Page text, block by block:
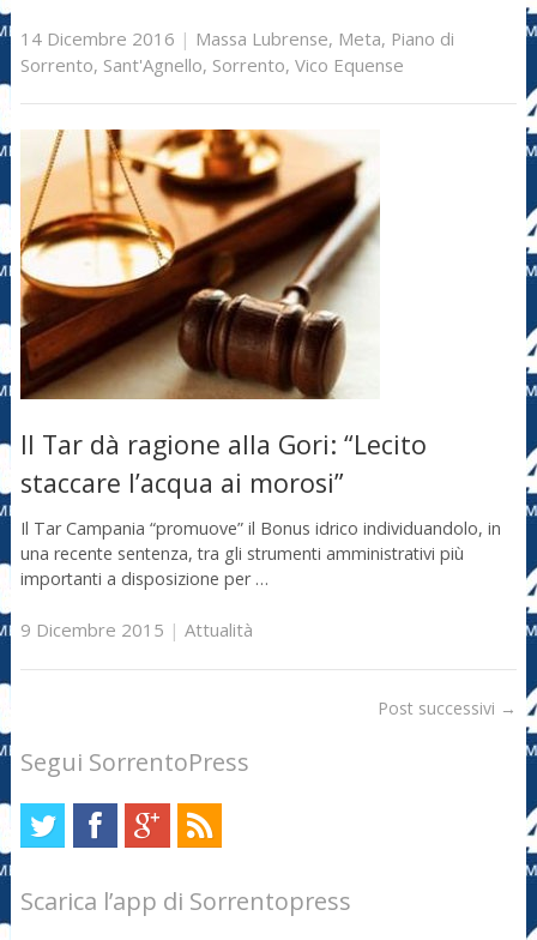
14 Dicembre 2016 | Massa Lubrense, Meta, Piano di
Sorrento, Sant'Agnello, Sorrento, Vico Equense
Il Tar dà ragione alla Gori: “Lecito
staccare l’acqua ai morosi”
Il Tar Campania “promuove” il Bonus idrico individuandolo, in
una recente sentenza, tra gli strumenti amministrativi più
importanti a disposizione per …
9 Dicembre 2015 | Attualità
Post successivi →
Segui SorrentoPress
Scarica l’app di Sorrentopress